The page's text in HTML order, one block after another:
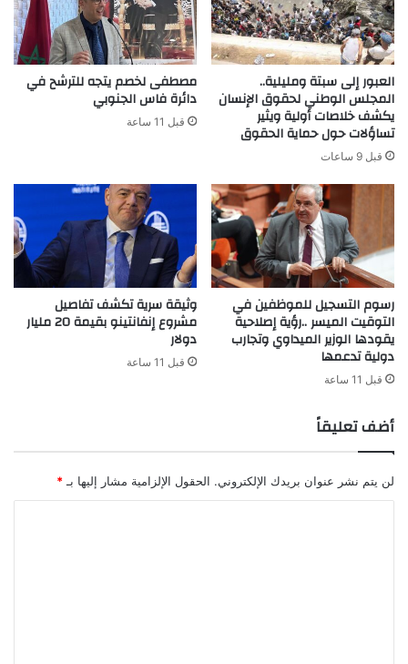
العبور إلى سبتة ومليلية..
المجلس الوطني لحقوق الإنسان
يكشف خلاصات أولية ويثير
تساؤلات حول حماية الحقوق
قبل 9 ساعات
مصطفى لخصم يتجه للترشح في
دائرة فاس الجنوبي
قبل 11 ساعة
رسوم التسجيل للموظفين في
التوقيت الميسر ..رؤية إصلاحية
يقودها الوزير الميداوي وتجارب
دولية تدعمها
قبل 11 ساعة
وثيقة سرية تكشف تفاصيل
مشروع إنفانتينو بقيمة 20 مليار
دولار
قبل 11 ساعة
أضف تعليقاً
لن يتم نشر عنوان بريدك الإلكتروني. الحقول الإلزامية مشار إليها بـ *